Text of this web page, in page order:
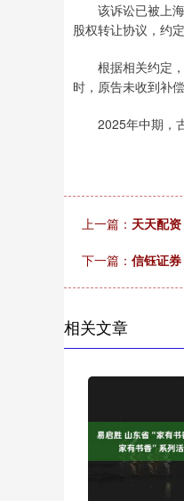
该诉讼已被上海
股权转让协议，约
根据相关约定，
时，原告未收到补
2025年中期，古
上一篇： 天天配
下一篇： 信钰证
相关文章